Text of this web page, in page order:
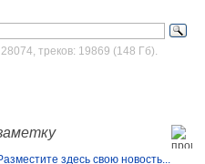
треков: 19869 (148 Гб).
здесь свою новость...